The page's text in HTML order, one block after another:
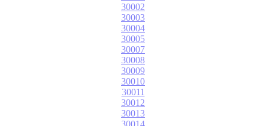
30002
30003
30004
30005
30007
30008
30009
30010
30011
30012
30013
30014